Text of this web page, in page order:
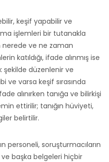
keşif yapabilir ve
işlemleri bir tutanakla
ve ne zaman
katıldığı, ifade alınmış ise
şekilde düzenlenir ve
ve varsa keşif sırasında
alınırken tanığa ve bilirkişi
ettirilir; tanığın hüviyeti,
belirtilir.
personeli, soruşturmacıların
başka belgeleri hiçbir